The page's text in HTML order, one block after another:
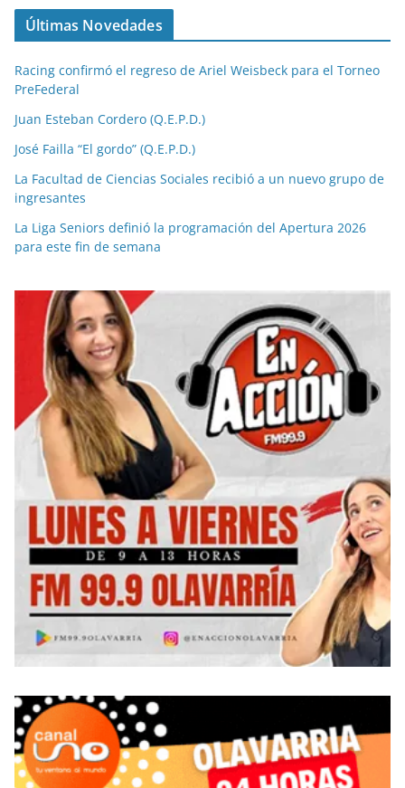
Últimas Novedades
Racing confirmó el regreso de Ariel Weisbeck para el Torneo
PreFederal
Juan Esteban Cordero (Q.E.P.D.)
José Failla “El gordo” (Q.E.P.D.)
La Facultad de Ciencias Sociales recibió a un nuevo grupo de
ingresantes
La Liga Seniors definió la programación del Apertura 2026
para este fin de semana